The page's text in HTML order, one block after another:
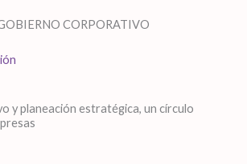
y planeación estratégica, un círculo